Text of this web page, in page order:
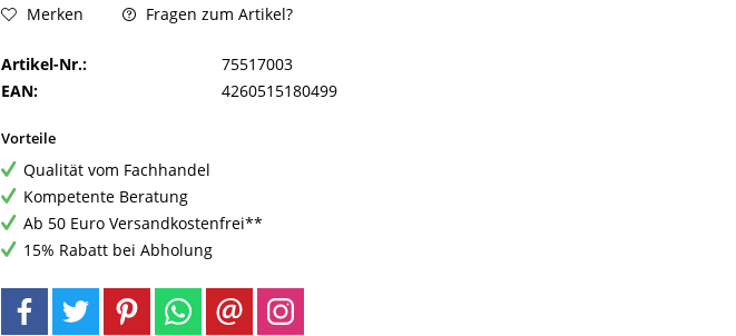
Merken Fragen zum Artikel?
Artikel-Nr.:
75517003
EAN:
4260515180499
Vorteile
Qualität vom Fachhandel
Kompetente Beratung
Ab 50 Euro Versandkostenfrei**
15% Rabatt bei Abholung